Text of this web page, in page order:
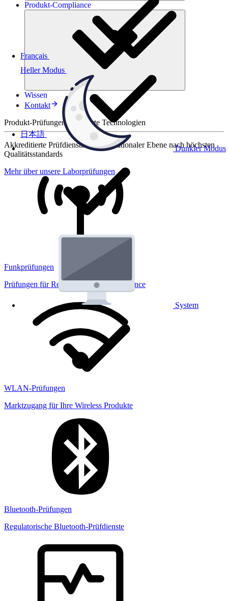
Heller Modus
Dunkler Modus
System
Français
日本語
Produkt-Compliance
Wissen
Kontakt
Produkt-Prüfungen für smarte Technologien
Akkreditierte Prüfdienste auf internationaler Ebene nach höchsten
Qualitätsstandards
Mehr über unsere Laborprüfungen
Funkprüfungen
Prüfungen für Regulatorik und Performance
WLAN-Prüfungen
Marktzugang für Ihre Wireless Produkte
Bluetooth-Prüfungen
Regulatorische Bluetooth-Prüfdienste